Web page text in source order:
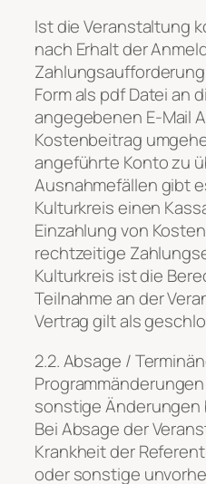
Ist die Veranstaltung
nach Erhalt der
Form als pdf Datei an
angegebenen E-Mail
Kostenbeitrag
angeführte Konto zu
Ausnahmefällen gibt
Kulturkreis einen
Einzahlung von
rechtzeitige
Kulturkreis ist die
Teilnahme an der
Vertrag gilt als
2.2. Absage /
sonstige Änderungen
Bei Absage der
Krankheit der
oder sonstige